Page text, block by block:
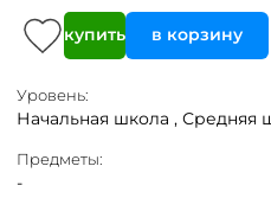
купить в корзину
Уровень:
Начальная школа , Средняя
Предметы:
-